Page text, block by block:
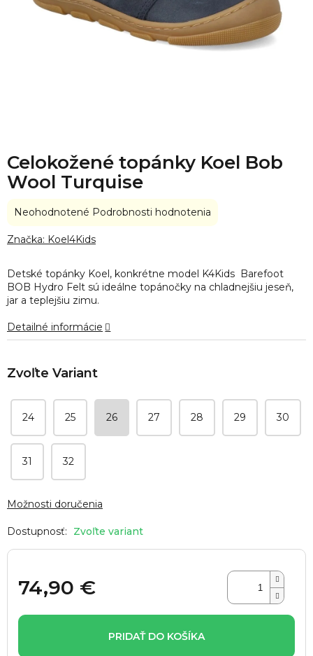
Celokožené topánky Koel Bob
Wool Turquise
Zvoľte variant
24 25 26 27 28 29 30
31 32
Možnosti doručenia
74,90 €
cena:
PRIDAŤ DO KOŠÍKA
Detské topánky Koel, konkrétne model K4Kids Barefoot
BOB Hydro Felt sú ideálne topánočky na chladnejšiu jeseň,
jar a teplejšiu zimu.
Detailné informácie
Priemerné
produktu
z
5
hviezdičiek.
Neohodnotené Podrobnosti hodnotenia
Značka: Koel4Kids